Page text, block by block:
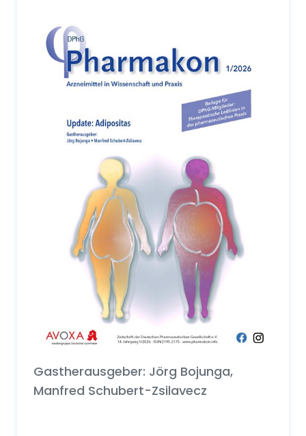
Gastherausgeber: Jörg Bojunga,
Manfred Schubert-Zsilavecz